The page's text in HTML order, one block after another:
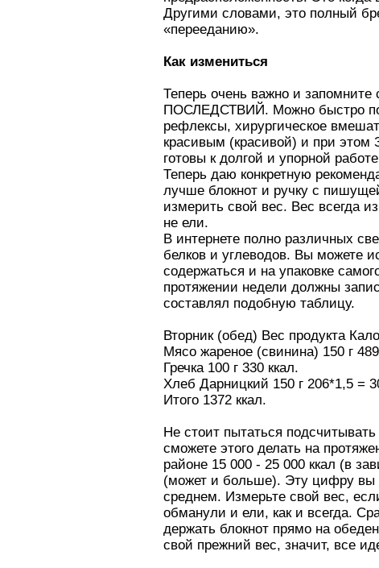
Другими словами, это полный
«перееданию».
Как измениться
Теперь очень важно и
ПОСЛЕДСТВИЙ. Можно быстро
рефлексы, хирургическое
красивым (красивой) и при
готовы к долгой и упорной
Теперь даю конкретную
лучше блокнот и ручку с
измерить свой вес. Вес всегда
не ели.
В интернете полно различных
белков и углеводов. Вы можете
содержаться и на упаковке
протяжении недели должны
составлял подобную таблицу.
Вторник (обед) Вес продукта
Мясо жареное (свинина) 150 г
Гречка 100 г 330 ккал.
Хлеб Дарницкий 150 г 206*1,5 =
Итого 1372 ккал.
Не стоит пытаться
сможете этого делать на
районе 15 000 - 25 000 ккал (в
(может и больше). Эту цифру вы
среднем. Измерьте свой вес,
обманули и ели, как и всегда.
держать блокнот прямо на
свой прежний вес, значит, все